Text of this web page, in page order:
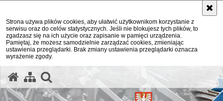
Strona używa plików cookies, aby ułatwić użytkownikom korzystanie z
serwisu oraz do celów statystycznych. Jeśli nie blokujesz tych plików, to
zgadzasz się na ich użycie oraz zapisanie w pamięci urządzenia.
Pamiętaj, że możesz samodzielnie zarządzać cookies, zmieniając
ustawienia przeglądarki. Brak zmiany ustawienia przeglądarki oznacza
wyrażenie zgody.